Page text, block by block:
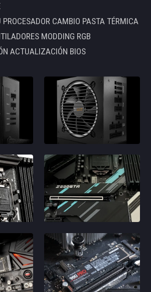
CAMBIO PASTA TÉRMICA
MODDING RGB
ACTUALIZACIÓN BIOS